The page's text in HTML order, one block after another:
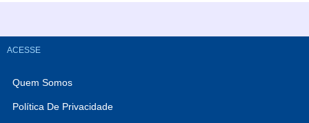
ACESSE
Quem Somos
Política De Privacidade